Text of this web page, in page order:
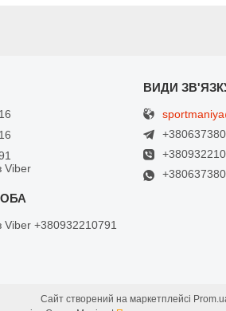
Viber
Viber +380932210791
Сайт створений на маркетплейсі